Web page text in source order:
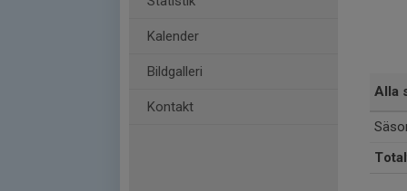
Kalender
Bildgalleri
Kontakt
Alla